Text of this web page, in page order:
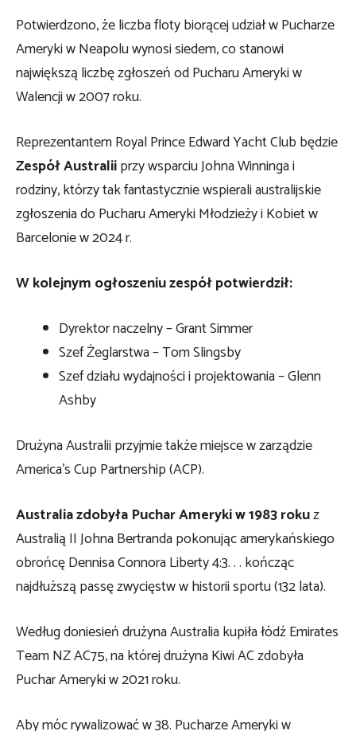
Potwierdzono, że liczba floty biorącej udział w Pucharze
Ameryki w Neapolu wynosi siedem, co stanowi
największą liczbę zgłoszeń od Pucharu Ameryki w
Walencji w 2007 roku.
Reprezentantem Royal Prince Edward Yacht Club będzie
Zespół Australiiprzy wsparciu Johna Winninga i
rodziny, którzy tak fantastycznie wspierali australijskie
zgłoszenia do Pucharu Ameryki Młodzieży i Kobiet w
Barcelonie w 2024 r.
W kolejnym ogłoszeniu zespół potwierdził:
Dyrektor naczelny – Grant Simmer
Szef Żeglarstwa – Tom Slingsby
Szef działu wydajności i projektowania – Glenn
Ashby
Drużyna Australii przyjmie także miejsce w zarządzie
America’s Cup Partnership (ACP).
Australia zdobyła Puchar Ameryki w 1983 rokuz
Australią II Johna Bertranda pokonując amerykańskiego
obrońcę Dennisa Connora Liberty 4:3. . . kończąc
najdłuższą passę zwycięstw w historii sportu (132 lata).
Według doniesień drużyna Australia kupiła łódź Emirates
Team NZ AC75, na której drużyna Kiwi AC zdobyła
Puchar Ameryki w 2021 roku.
Aby móc rywalizować w 38. Pucharze Ameryki w